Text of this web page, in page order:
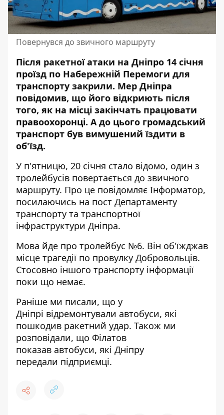
Повернувся до звичного маршруту
Після ракетної атаки на Дніпро 14 січня
проїзд по Набережній Перемоги для
транспорту закрили. Мер Дніпра
повідомив, що його відкриють після
того, як на місці закінчать працювати
правоохоронці. А до цього громадський
транспорт був вимушений їздити в
об'їзд.
У п'ятницю, 20 січня стало відомо, один з
тролейбусів повертається до звичного
маршруту. Про це повідомляє Інформатор,
посилаючись на пост Департаменту
транспорту та транспортної
інфраструктури Дніпра.
Мова йде про тролейбус №6. Він об'їжджав
місце трагедії по провулку Добровольців.
Стосовно іншого транспорту інформації
поки що немає.
Раніше ми писали, що у
Дніпрі відремонтували автобуси, які
пошкодив ракетний удар. Також ми
розповідали, що Філатов
показав автобуси, які Дніпру
передали підприємці.